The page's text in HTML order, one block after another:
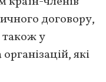
договору,
у
які